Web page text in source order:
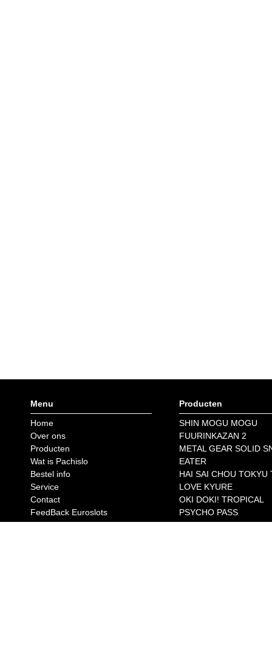
Menu
Home
Over ons
Producten
Wat is Pachislo
Bestel info
Service
Contact
FeedBack Euroslots
Producten
SHIN MOGU MOGU
FUURINKAZAN 2
METAL GEAR SOLID
EATER
HAI SAI CHOU TOKYU
LOVE KYURE
OKI DOKI! TROPICAL
PSYCHO PASS
TEKKEN 3RD